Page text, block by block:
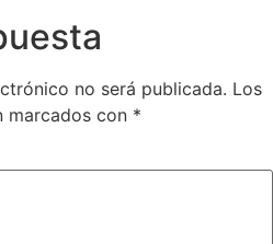
no será publicada. Los
marcados con *